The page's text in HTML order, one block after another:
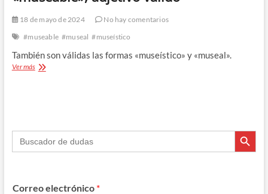
18 de mayo de 2024
No hay comentarios
#museable #museal #museístico
También son válidas las formas «museístico» y «museal».
Ver más«museable»,
Buscar: Botón de
Correo electrónico *